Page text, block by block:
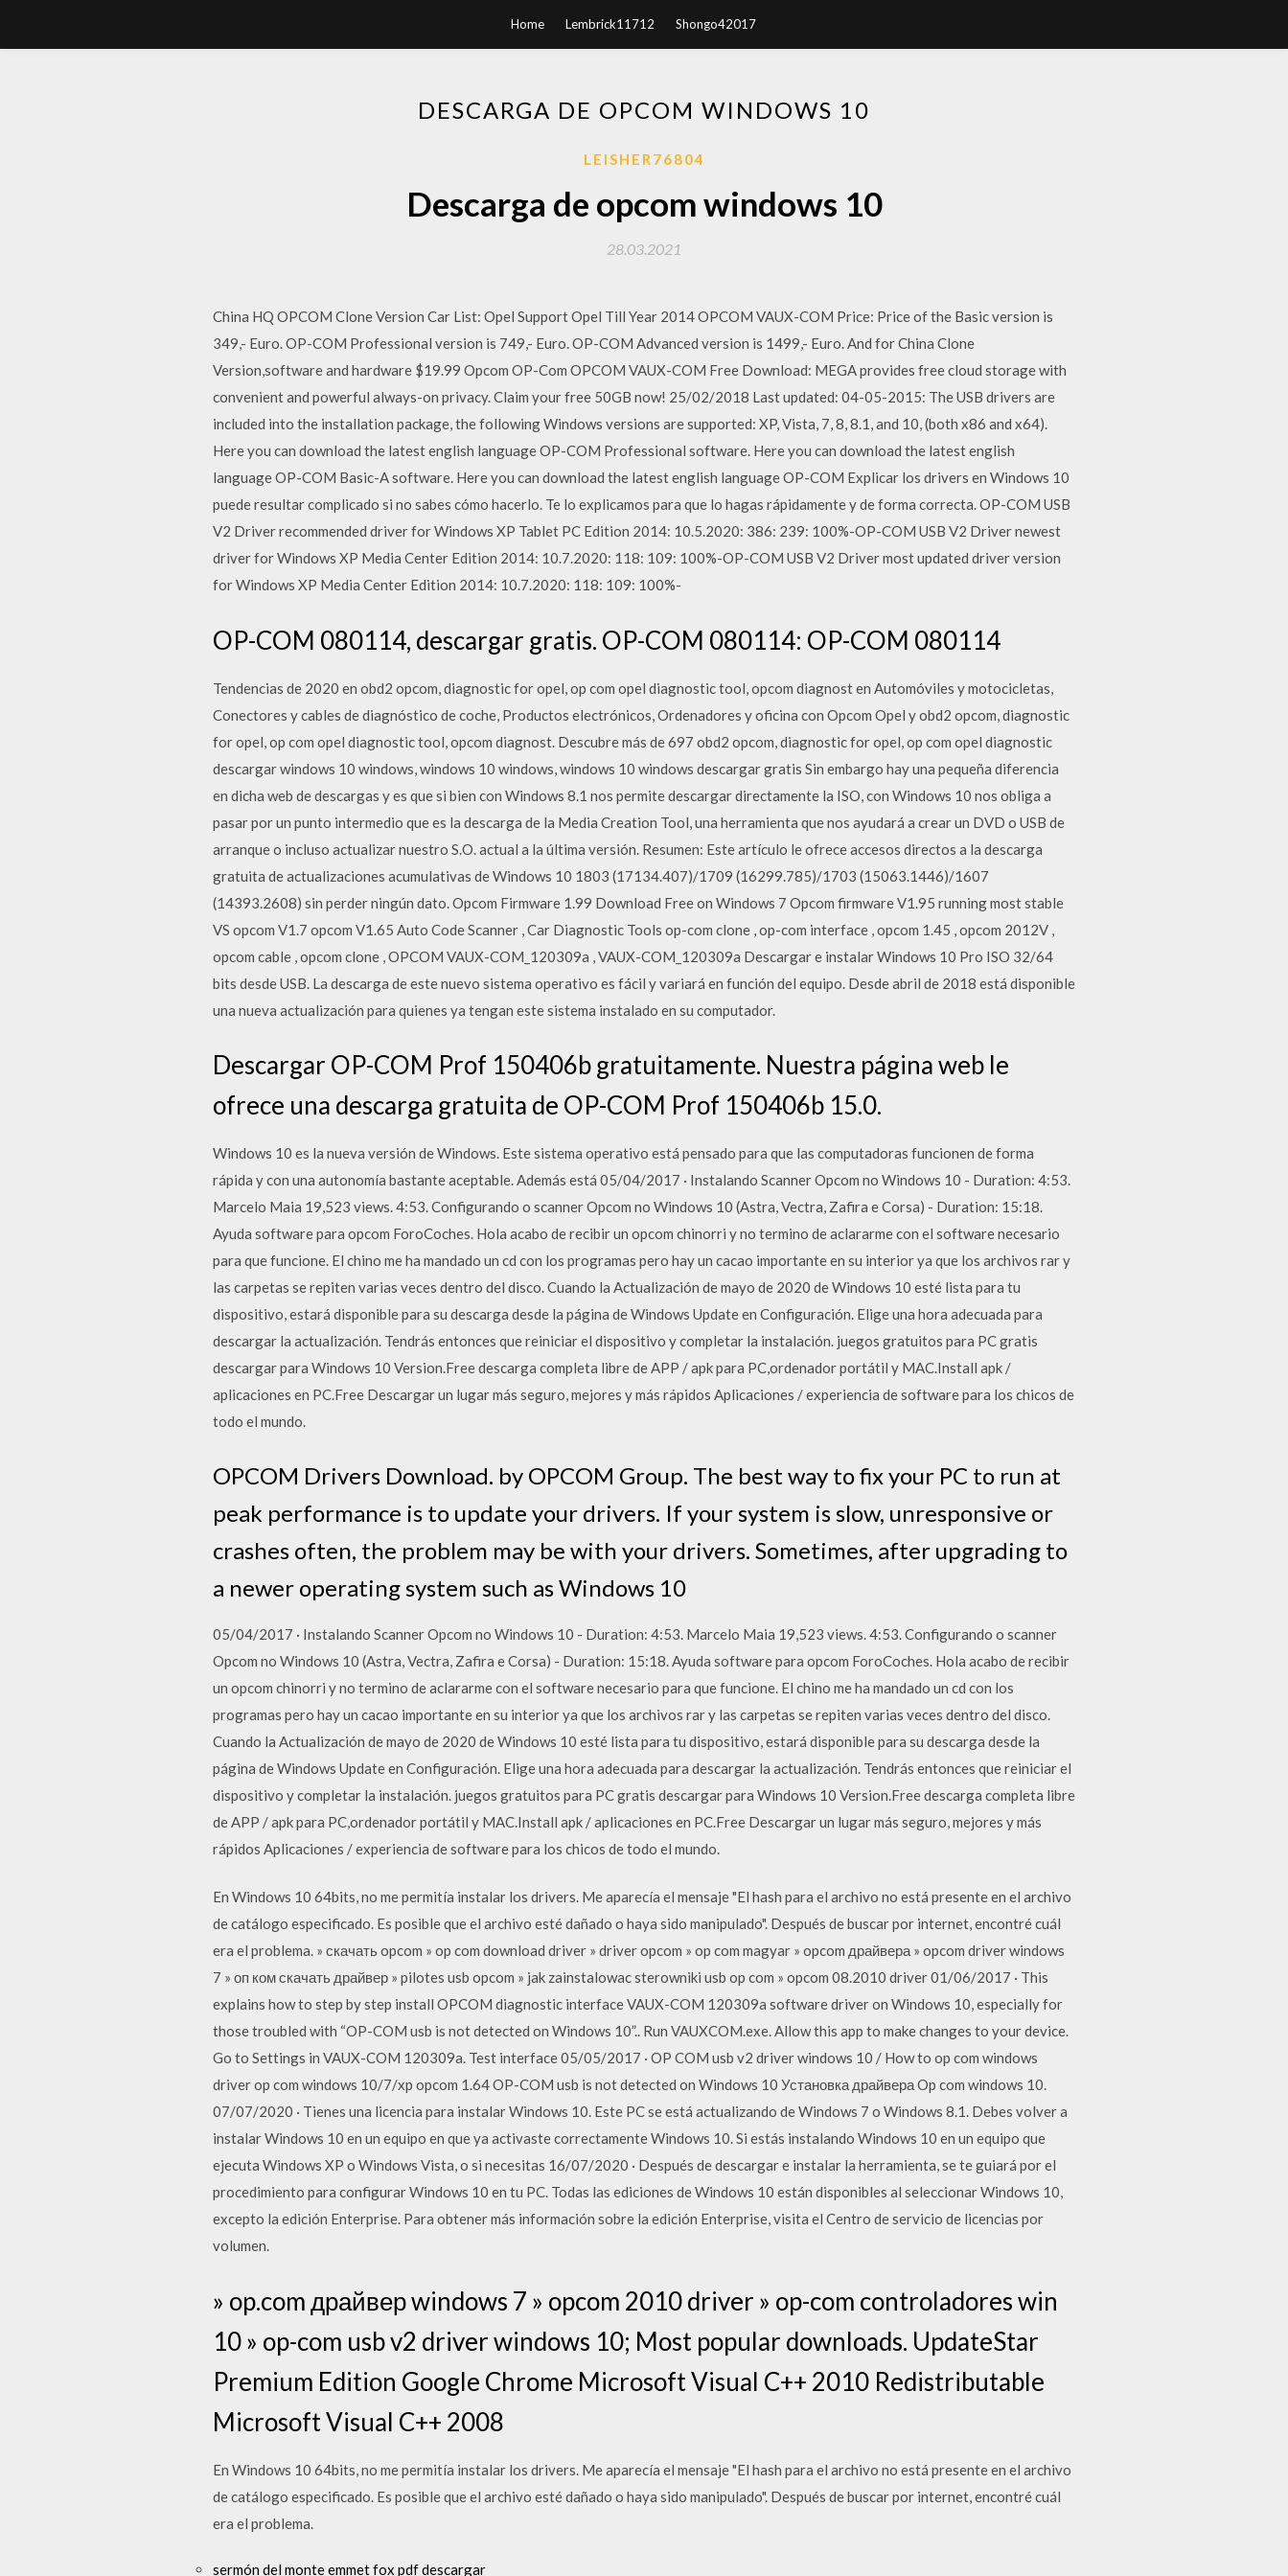
Home Lembrick11712 Shongo42017
DESCARGA DE OPCOM WINDOWS 10
LEISHER76804
Descarga de opcom windows 10
28.03.2021
China HQ OPCOM Clone Version Car List: Opel Support Opel Till Year 2014 OPCOM VAUX-COM Price: Price of the Basic version is
349,- Euro. OP-COM Professional version is 749,- Euro. OP-COM Advanced version is 1499,- Euro. And for China Clone
Version,software and hardware $19.99 Opcom OP-Com OPCOM VAUX-COM Free Download: MEGA provides free cloud storage with
convenient and powerful always-on privacy. Claim your free 50GB now! 25/02/2018 Last updated: 04-05-2015: The USB drivers are
included into the installation package, the following Windows versions are supported: XP, Vista, 7, 8, 8.1, and 10, (both x86 and x64).
Here you can download the latest english language OP-COM Professional software. Here you can download the latest english
language OP-COM Basic-A software. Here you can download the latest english language OP-COM Explicar los drivers en Windows 10
puede resultar complicado si no sabes cómo hacerlo. Te lo explicamos para que lo hagas rápidamente y de forma correcta. OP-COM USB
V2 Driver recommended driver for Windows XP Tablet PC Edition 2014: 10.5.2020: 386: 239: 100%-OP-COM USB V2 Driver newest
driver for Windows XP Media Center Edition 2014: 10.7.2020: 118: 109: 100%-OP-COM USB V2 Driver most updated driver version
for Windows XP Media Center Edition 2014: 10.7.2020: 118: 109: 100%-
OP-COM 080114, descargar gratis. OP-COM 080114: OP-COM 080114
Tendencias de 2020 en obd2 opcom, diagnostic for opel, op com opel diagnostic tool, opcom diagnost en Automóviles y motocicletas,
Conectores y cables de diagnóstico de coche, Productos electrónicos, Ordenadores y oficina con Opcom Opel y obd2 opcom, diagnostic
for opel, op com opel diagnostic tool, opcom diagnost. Descubre más de 697 obd2 opcom, diagnostic for opel, op com opel diagnostic
descargar windows 10 windows, windows 10 windows, windows 10 windows descargar gratis Sin embargo hay una pequeña diferencia
en dicha web de descargas y es que si bien con Windows 8.1 nos permite descargar directamente la ISO, con Windows 10 nos obliga a
pasar por un punto intermedio que es la descarga de la Media Creation Tool, una herramienta que nos ayudará a crear un DVD o USB de
arranque o incluso actualizar nuestro S.O. actual a la última versión. Resumen: Este artículo le ofrece accesos directos a la descarga
gratuita de actualizaciones acumulativas de Windows 10 1803 (17134.407)/1709 (16299.785)/1703 (15063.1446)/1607
(14393.2608) sin perder ningún dato. Opcom Firmware 1.99 Download Free on Windows 7 Opcom firmware V1.95 running most stable
VS opcom V1.7 opcom V1.65 Auto Code Scanner , Car Diagnostic Tools op-com clone , op-com interface , opcom 1.45 , opcom 2012V ,
opcom cable , opcom clone , OPCOM VAUX-COM_120309a , VAUX-COM_120309a Descargar e instalar Windows 10 Pro ISO 32/64
bits desde USB. La descarga de este nuevo sistema operativo es fácil y variará en función del equipo. Desde abril de 2018 está disponible
una nueva actualización para quienes ya tengan este sistema instalado en su computador.
Descargar OP-COM Prof 150406b gratuitamente. Nuestra página web le
ofrece una descarga gratuita de OP-COM Prof 150406b 15.0.
Windows 10 es la nueva versión de Windows. Este sistema operativo está pensado para que las computadoras funcionen de forma
rápida y con una autonomía bastante aceptable. Además está 05/04/2017 · Instalando Scanner Opcom no Windows 10 - Duration: 4:53.
Marcelo Maia 19,523 views. 4:53. Configurando o scanner Opcom no Windows 10 (Astra, Vectra, Zafira e Corsa) - Duration: 15:18.
Ayuda software para opcom ForoCoches. Hola acabo de recibir un opcom chinorri y no termino de aclararme con el software necesario
para que funcione. El chino me ha mandado un cd con los programas pero hay un cacao importante en su interior ya que los archivos rar y
las carpetas se repiten varias veces dentro del disco. Cuando la Actualización de mayo de 2020 de Windows 10 esté lista para tu
dispositivo, estará disponible para su descarga desde la página de Windows Update en Configuración. Elige una hora adecuada para
descargar la actualización. Tendrás entonces que reiniciar el dispositivo y completar la instalación. juegos gratuitos para PC gratis
descargar para Windows 10 Version.Free descarga completa libre de APP / apk para PC,ordenador portátil y MAC.Install apk /
aplicaciones en PC.Free Descargar un lugar más seguro, mejores y más rápidos Aplicaciones / experiencia de software para los chicos de
todo el mundo.
OPCOM Drivers Download. by OPCOM Group. The best way to fix your PC to run at
peak performance is to update your drivers. If your system is slow, unresponsive or
crashes often, the problem may be with your drivers. Sometimes, after upgrading to
a newer operating system such as Windows 10
05/04/2017 · Instalando Scanner Opcom no Windows 10 - Duration: 4:53. Marcelo Maia 19,523 views. 4:53. Configurando o scanner
Opcom no Windows 10 (Astra, Vectra, Zafira e Corsa) - Duration: 15:18. Ayuda software para opcom ForoCoches. Hola acabo de recibir
un opcom chinorri y no termino de aclararme con el software necesario para que funcione. El chino me ha mandado un cd con los
programas pero hay un cacao importante en su interior ya que los archivos rar y las carpetas se repiten varias veces dentro del disco.
Cuando la Actualización de mayo de 2020 de Windows 10 esté lista para tu dispositivo, estará disponible para su descarga desde la
página de Windows Update en Configuración. Elige una hora adecuada para descargar la actualización. Tendrás entonces que reiniciar el
dispositivo y completar la instalación. juegos gratuitos para PC gratis descargar para Windows 10 Version.Free descarga completa libre
de APP / apk para PC,ordenador portátil y MAC.Install apk / aplicaciones en PC.Free Descargar un lugar más seguro, mejores y más
rápidos Aplicaciones / experiencia de software para los chicos de todo el mundo.
En Windows 10 64bits, no me permitía instalar los drivers. Me aparecía el mensaje "El hash para el archivo no está presente en el archivo
de catálogo especificado. Es posible que el archivo esté dañado o haya sido manipulado". Después de buscar por internet, encontré cuál
era el problema. » скачать opcom » op com download driver » driver opcom » op com magyar » opcom драйвера » opcom driver windows
7 » оп ком скачать драйвер » pilotes usb opcom » jak zainstalowac sterowniki usb op com » opcom 08.2010 driver 01/06/2017 · This
explains how to step by step install OPCOM diagnostic interface VAUX-COM 120309a software driver on Windows 10, especially for
those troubled with “OP-COM usb is not detected on Windows 10”.. Run VAUXCOM.exe. Allow this app to make changes to your device.
Go to Settings in VAUX-COM 120309a. Test interface 05/05/2017 · OP COM usb v2 driver windows 10 / How to op com windows
driver op com windows 10/7/xp opcom 1.64 OP-COM usb is not detected on Windows 10 Установка драйвера Op com windows 10.
07/07/2020 · Tienes una licencia para instalar Windows 10. Este PC se está actualizando de Windows 7 o Windows 8.1. Debes volver a
instalar Windows 10 en un equipo en que ya activaste correctamente Windows 10. Si estás instalando Windows 10 en un equipo que
ejecuta Windows XP o Windows Vista, o si necesitas 16/07/2020 · Después de descargar e instalar la herramienta, se te guiará por el
procedimiento para configurar Windows 10 en tu PC. Todas las ediciones de Windows 10 están disponibles al seleccionar Windows 10,
excepto la edición Enterprise. Para obtener más información sobre la edición Enterprise, visita el Centro de servicio de licencias por
volumen.
» op.com драйвер windows 7 » opcom 2010 driver » op-com controladores win
10 » op-com usb v2 driver windows 10; Most popular downloads. UpdateStar
Premium Edition Google Chrome Microsoft Visual C++ 2010 Redistributable
Microsoft Visual C++ 2008
En Windows 10 64bits, no me permitía instalar los drivers. Me aparecía el mensaje "El hash para el archivo no está presente en el archivo
de catálogo especificado. Es posible que el archivo esté dañado o haya sido manipulado". Después de buscar por internet, encontré cuál
era el problema.
sermón del monte emmet fox pdf descargar